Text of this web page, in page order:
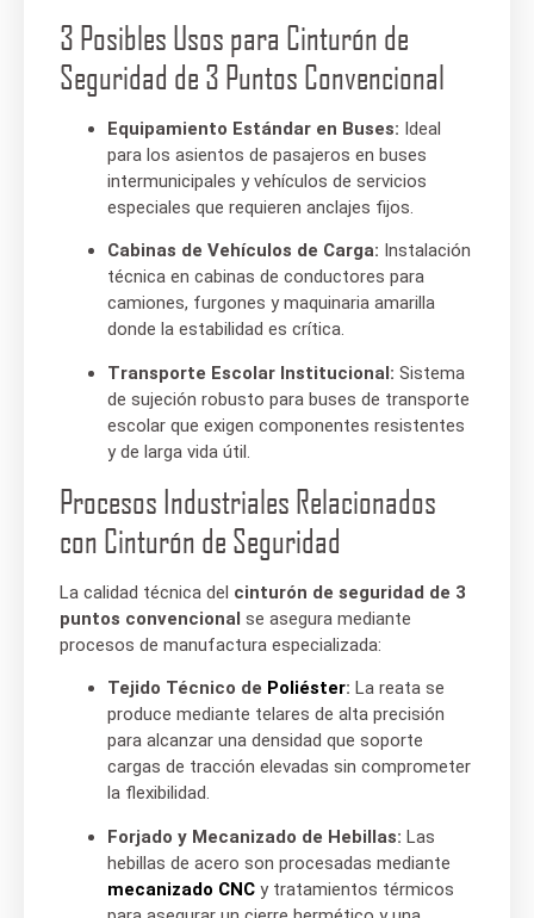
3 Posibles Usos para Cinturón de
Seguridad de 3 Puntos Convencional
Equipamiento Estándar en Buses: Ideal
para los asientos de pasajeros en buses
intermunicipales y vehículos de servicios
especiales que requieren anclajes fijos.
Cabinas de Vehículos de Carga: Instalación
técnica en cabinas de conductores para
camiones, furgones y maquinaria amarilla
donde la estabilidad es crítica.
Transporte Escolar Institucional: Sistema
de sujeción robusto para buses de transporte
escolar que exigen componentes resistentes
y de larga vida útil.
Procesos Industriales Relacionados
con Cinturón de Seguridad
La calidad técnica del cinturón de seguridad de 3
puntos convencional se asegura mediante
procesos de manufactura especializada:
Tejido Técnico de Poliéster: La reata se
produce mediante telares de alta precisión
para alcanzar una densidad que soporte
cargas de tracción elevadas sin comprometer
la flexibilidad.
Forjado y Mecanizado de Hebillas: Las
hebillas de acero son procesadas mediante
mecanizado CNC y tratamientos térmicos